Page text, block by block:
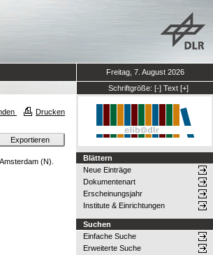
Freitag, 7. August 2026
Schriftgröße: [-] Text [+]
Drucken
(N).
Blättern
Neue Einträge
Dokumentenart
Erscheinungsjahr
Institute & Einrichtungen
Suchen
Einfache Suche
Erweiterte Suche